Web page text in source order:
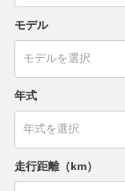
モデル
年式
走行距離（km）